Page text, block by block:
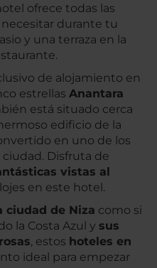
ofrece todas las
durante tu
y una terraza en la
de alojamiento en
estrellas Anantara
está situado cerca
edificio de la
en uno de los
Disfruta de
vistas al
en este hotel.
ciudad de Niza como si
la Costa Azul y sus
, estos hoteles en
ideal para empezar